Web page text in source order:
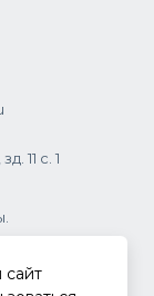
11 с. 1